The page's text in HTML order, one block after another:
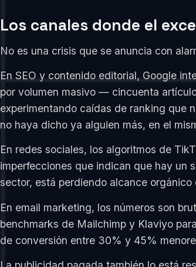
Los canales donde el
No es una crisis que se anuncia con
En SEO y contenido editorial, Google
por volumen masivo — cincuenta
experimentando caídas de ranking que
no haya dicho ya alguien más, en el
En redes sociales, los algoritmos de
imperfecciones que indican que hay un
sector, está perdiendo alcance orgánico
En email marketing, los números son
benchmarks de Mailchimp y Klaviyo
de conversión entre 30% y 45%